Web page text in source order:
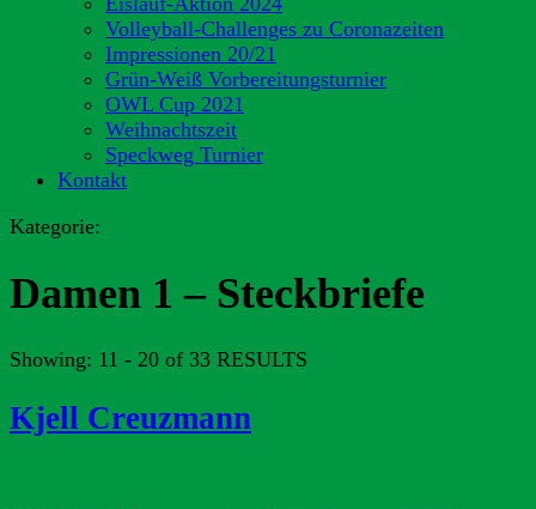
Volleyball-Challenges zu Coronazeiten
Impressionen 20/21
Grün-Weiß Vorbereitungsturnier
OWL Cup 2021
Weihnachtszeit
Speckweg Turnier
Kontakt
Kategorie:
Damen 1 – Steckbriefe
Showing: 11 - 20 of 33 RESULTS
Kjell Creuzmann